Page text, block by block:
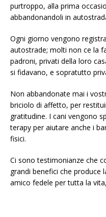
purtroppo, alla prima
abbandonandoli in
Ogni giorno vengono
autostrade; molti non ce la
padroni, privati della loro
si fidavano, e sopratutto
Non abbandonate mai i
briciolo di affetto, per
gratitudine. I cani vengono
terapy per aiutare anche i
fisici.
Ci sono testimonianze che
grandi benefici che produce
amico fedele per tutta la